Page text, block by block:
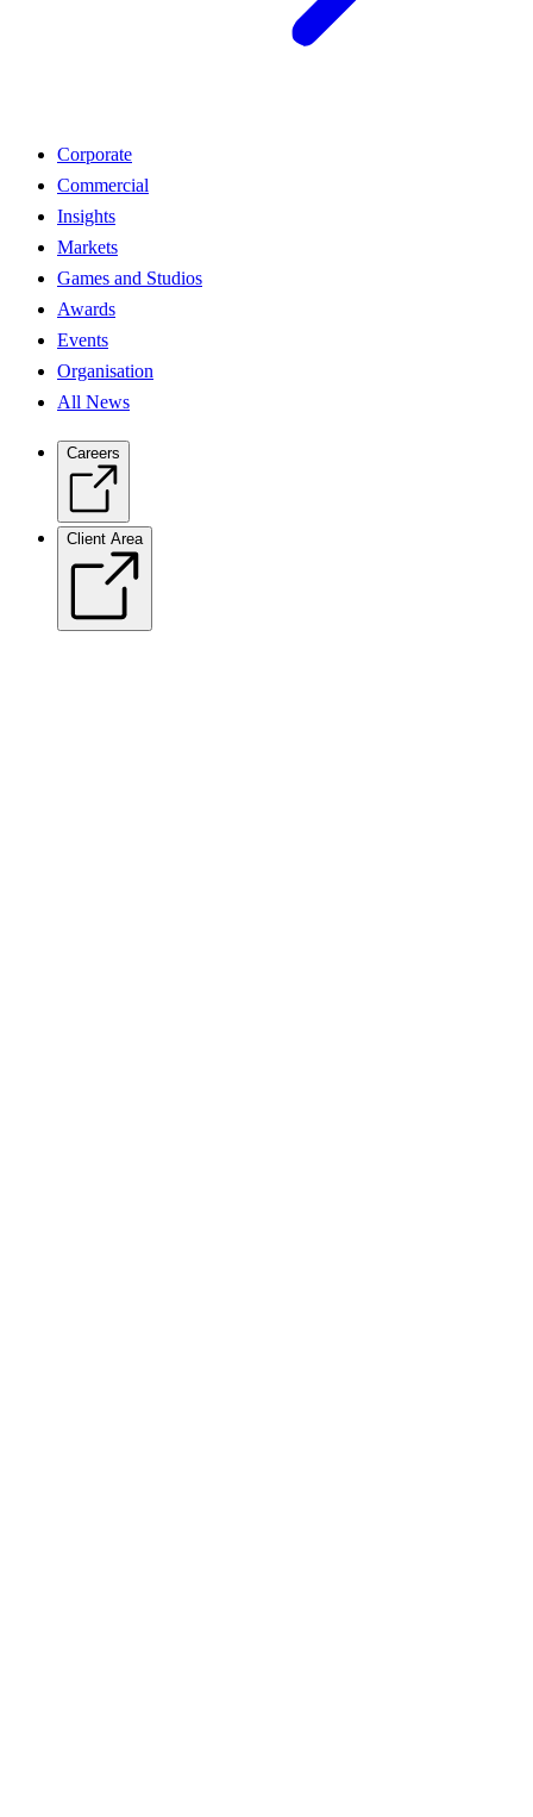
Corporate
Commercial
Insights
Markets
Games and Studios
Awards
Events
Organisation
All News
Careers
Client Area